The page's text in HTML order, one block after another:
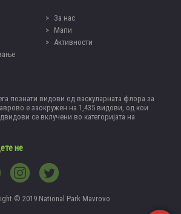
За нас
Мапи
Активности
познати видови од васкуларната флора за
е заокружен на 1,435 видови, од кои
се вклучени во категоријата на
не
© 2019 National Park Mavrovo